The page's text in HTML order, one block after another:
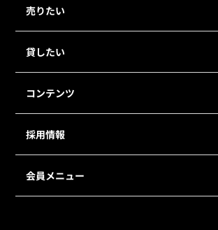
売りたい
貸したい
コンテンツ
採用情報
会員メニュー